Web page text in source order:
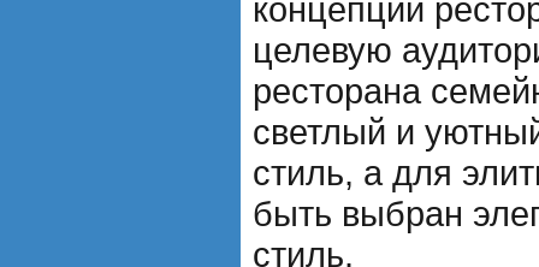
концепции
целевую
ресторана
светлый и
стиль, а для
быть выбран
стиль.